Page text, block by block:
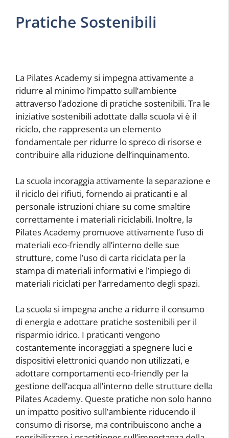
Pratiche Sostenibili
La Pilates Academy si impegna attivamente a
ridurre al minimo l’impatto sull’ambiente
attraverso l’adozione di pratiche sostenibili. Tra le
iniziative sostenibili adottate dalla scuola vi è il
riciclo, che rappresenta un elemento
fondamentale per ridurre lo spreco di risorse e
contribuire alla riduzione dell’inquinamento.
La scuola incoraggia attivamente la separazione e
il riciclo dei rifiuti, fornendo ai praticanti e al
personale istruzioni chiare su come smaltire
correttamente i materiali riciclabili. Inoltre, la
Pilates Academy promuove attivamente l’uso di
materiali eco-friendly all’interno delle sue
strutture, come l’uso di carta riciclata per la
stampa di materiali informativi e l’impiego di
materiali riciclati per l’arredamento degli spazi.
La scuola si impegna anche a ridurre il consumo
di energia e adottare pratiche sostenibili per il
risparmio idrico. I praticanti vengono
costantemente incoraggiati a spegnere luci e
dispositivi elettronici quando non utilizzati, e
adottare comportamenti eco-friendly per la
gestione dell’acqua all’interno delle strutture della
Pilates Academy. Queste pratiche non solo hanno
un impatto positivo sull’ambiente riducendo il
consumo di risorse, ma contribuiscono anche a